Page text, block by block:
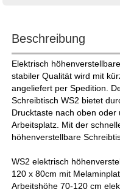
Beschreibung
Elektrisch
stabiler Qualität wird mit
angeliefert per Spedition.
Schreibtisch WS2 bietet
Drucktaste nach oben
Arbeitsplatz. Mit der
höhenverstellbare
WS2 elektrisch
120 x 80cm mit
Arbeitshöhe 70-120 cm